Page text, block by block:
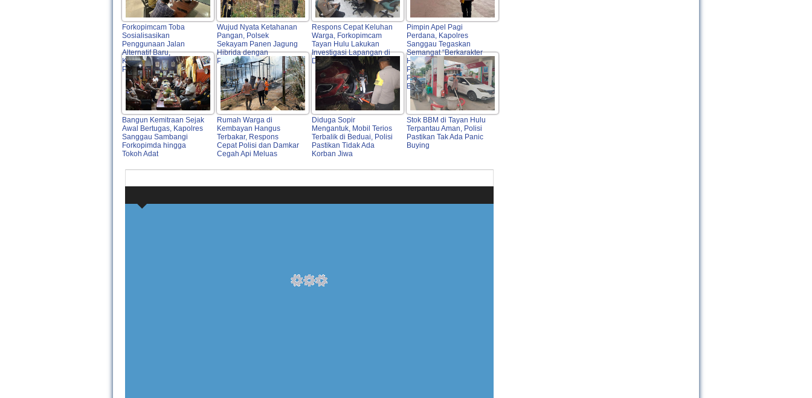
Forkopimcam Toba
Sosialisasikan
Penggunaan Jalan
Alternatif Baru,
Keselamatan Warga Jadi
Prioritas Utama
Wujud Nyata Ketahanan
Pangan, Polsek
Sekayam Panen Jagung
Hibrida dengan
Produktivitas Tinggi
Respons Cepat Keluhan
Warga, Forkopimcam
Tayan Hulu Lakukan
Investigasi Lapangan di
DAS Lape
Pimpin Apel Pagi
Perdana, Kapolres
Sanggau Tegaskan
Semangat “Berkarakter
HEBAT” serta Dorong
Profesionalisme dan
Pelayanan Publik
Berkualitas
Bangun Kemitraan Sejak
Awal Bertugas, Kapolres
Sanggau Sambangi
Forkopimda hingga
Tokoh Adat
Rumah Warga di
Kembayan Hangus
Terbakar, Respons
Cepat Polisi dan Damkar
Cegah Api Meluas
Diduga Sopir
Mengantuk, Mobil Terios
Terbalik di Beduai, Polisi
Pastikan Tidak Ada
Korban Jiwa
Stok BBM di Tayan Hulu
Terpantau Aman, Polisi
Pastikan Tak Ada Panic
Buying